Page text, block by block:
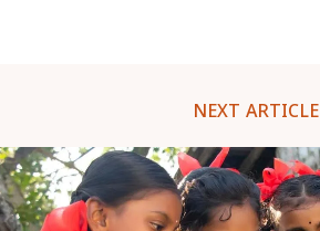
NEXT ARTICLE